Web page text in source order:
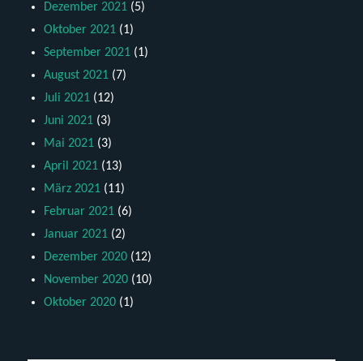
Dezember 2021 (5)
Oktober 2021 (1)
September 2021 (1)
August 2021 (7)
Juli 2021 (12)
Juni 2021 (3)
Mai 2021 (3)
April 2021 (13)
März 2021 (11)
Februar 2021 (6)
Januar 2021 (2)
Dezember 2020 (12)
November 2020 (10)
Oktober 2020 (1)